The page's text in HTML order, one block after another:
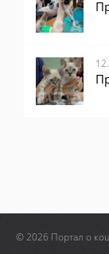
© 2026 Портал о